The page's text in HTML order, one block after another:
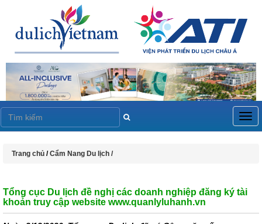
Trang chủ /Cẩm Nang Du lịch /
Tổng cục Du lịch đề nghị các doanh nghiệp đăng ký tài
khoản truy cập website www.quanlyluhanh.vn